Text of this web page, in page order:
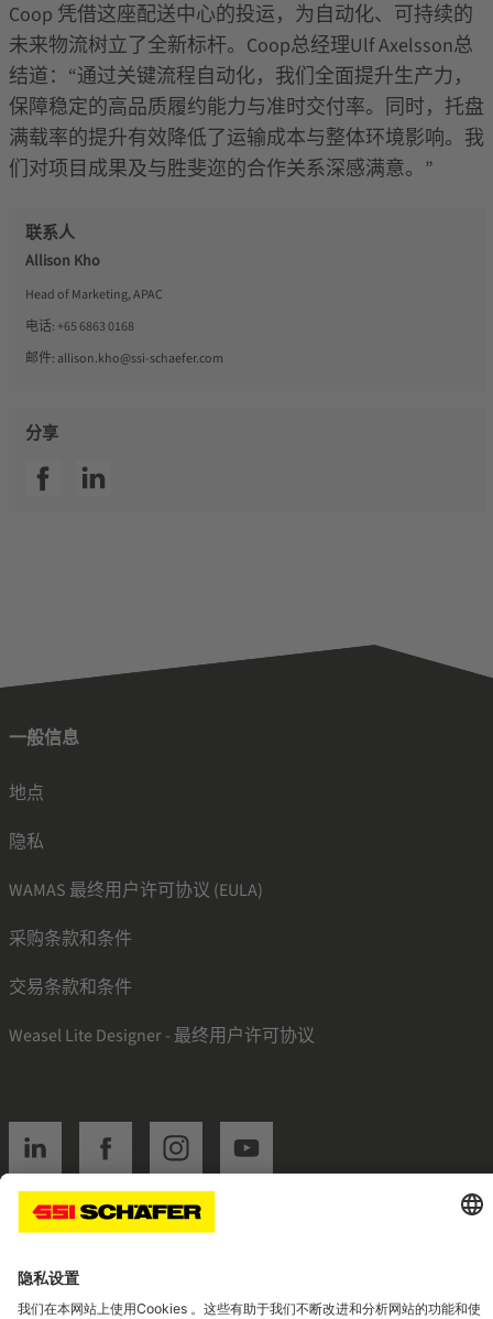
Coop 凭借这座配送中心的投运，为自动化、可持续的
未来物流树立了全新标杆。 Coop总经理Ulf Axelsson总
结道： “通过关键流程自动化，我们全面提升生产力，
保障稳定的高品质履约能力与准时交付率。同时，托盘
满载率的提升有效降低了运输成本与整体环境影响。我
们对项目成果及与胜斐迩的合作关系深感满意。 ”
联系人
Allison Kho
Head of Marketing, APAC
电话: +65 6863 0168
邮件: allison.kho@ssi-schaefer.com
分享
SSI facebookSSI linkedin
一般信息
地点
隐私
WAMAS 最终用户许可协议 (EULA)
采购条款和条件
交易条款和条件
Weasel Lite Designer - 最终用户许可协议
SSI linkedinSSI facebookSSI instagramSSI youtube